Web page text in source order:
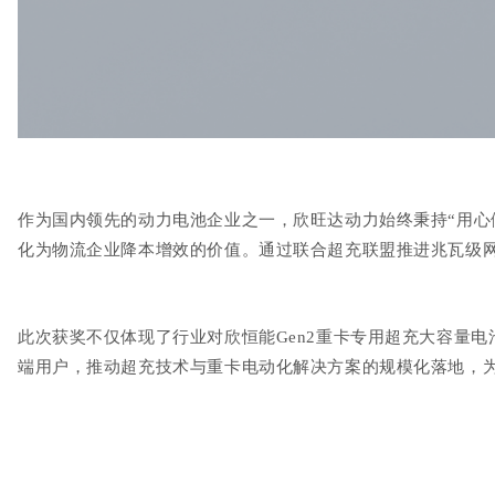
作为国内领先的动力电池企业之一，欣旺达动力始终秉持“ 用
化为物流企业降本增效的价值。通过联合超充联盟推进兆瓦级
此次获奖不仅体现了行业对欣恒能Gen2重卡专用超充大容量电
端用户，推动超充技术与重卡电动化解决方案的规模化落地